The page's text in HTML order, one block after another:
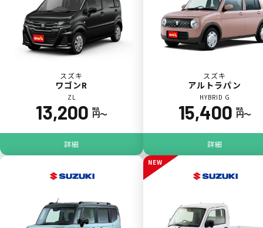
ガラス破損
スズキ
ワゴンR
ZL
13,200 税込
円〜
詳細
スズキ
アルトラパン
HYBRID G
15,400 税込
円〜
詳細
NEW